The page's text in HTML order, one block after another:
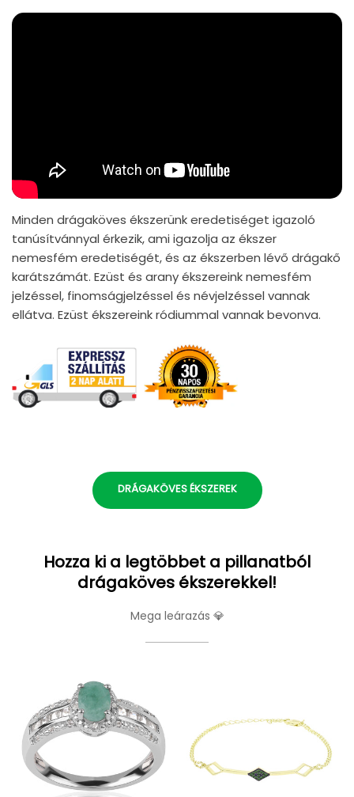
Minden drágaköves ékszerünk eredetiséget igazoló
tanúsítvánnyal érkezik, ami igazolja az ékszer
nemesfém eredetiségét, és az ékszerben lévő drágakő
karátszámát. Ezüst és arany ékszereink nemesfém
jelzéssel, finomságjelzéssel és névjelzéssel vannak
ellátva. Ezüst ékszereink ródiummal vannak bevonva.
DRÁGAKÖVES ÉKSZEREK
Hozza ki a legtöbbet a pillanatból
drágaköves ékszerekkel!
Mega leárazás 💎